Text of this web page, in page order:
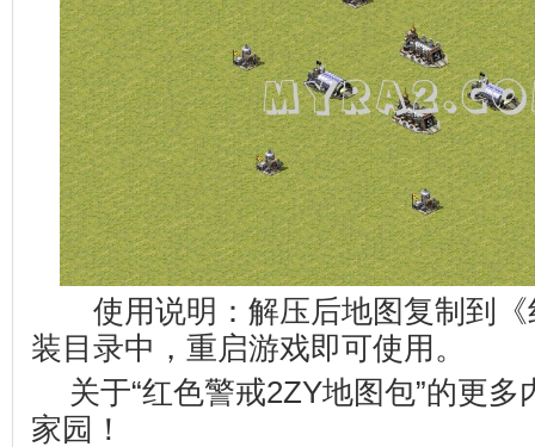
使用说明：解压后地图复制到《
装目录中，重启游戏即可使用。
关于“红色警戒2ZY地图包”的更
家园 ！